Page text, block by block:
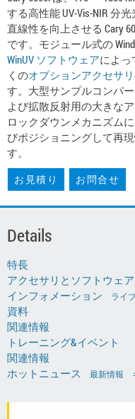
する高性能 UV-Vis-NIR 分
直線性を向上させる Cary
です。モジュール式の
WinUV ソフトウェアによっ
くのオプションアクセサリ
す。大型サンプルコンパ
よび拡散反射用の大きな
ロックダウンメカニズム
びポジショニングして再
す。
お見積り お問合せ
Details
特長
アクセサリとソフトウェア
インフォメーション
ライ
資料
関連情報
トレーニング&イベント
関連情報
ホットニュース
最新情報